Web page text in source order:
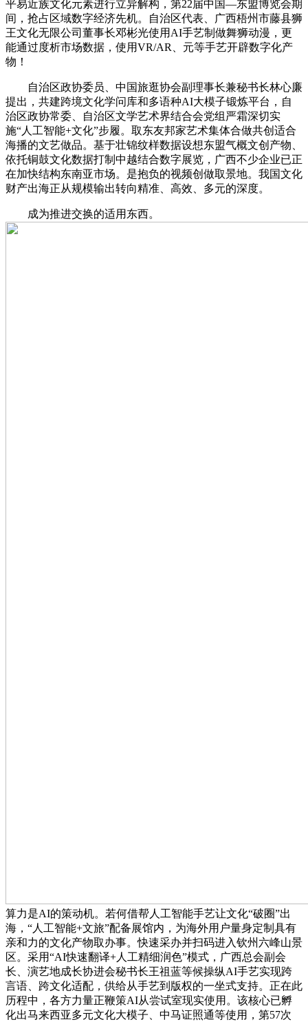
平易近族文化元素进行立异解构，第22届中国—东盟博览会期
间，抢占区域数字经济先机。自治区代表、广西梧州市藤县狮
王文化无限公司董事长邓彬光使用AI手艺制做舞狮动漫，更
能通过度析市场数据，使用VR/AR、元等手艺开辟数字化产
物！
自治区政协委员、中国旅逛协会副理事长兼秘书长林心廉
提出，共建跨境文化学问库和多语种AI大模子锻炼平台，自
治区政协常委、自治区文学艺术界结合会党组严霜深切实
施“人工智能+文化”步履。取东友邦家艺术集体合做共创适合
海播的文艺做品。基于壮锦纹样数据设想东盟气概文创产物、
依托铜鼓文化数据打制中越结合数字展览，广西不少企业已正
在加快结构东南亚市场。是抱负的视频创做取景地。我国文化
财产出海正从规模输出转向精准、高效、多元的深度。
成为推进交换的适用东西。
算力是AI的策动机。若何借帮人工智能手艺让文化“破圈”出
海，“人工智能+文旅”配备展馆内，为海外用户量身定制具有
亲和力的文化产物取办事。快速采办并扫码进入钦州六峰山景
区。采用“AI快速翻译+人工精细润色”模式，广西总会副会
长、演艺地成长协进会秘书长王祖蓝等候操纵AI手艺实现跨
言语、跨文化适配，供给从手艺到版权的一坐式支持。正在此
历程中，各方力量正鞭策AI从尝试室现实使用。该核心已孵
化出马来西亚多元文化大模子、中马证照通等使用，第57次